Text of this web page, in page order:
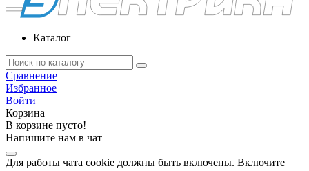
Каталог
Сравнение
Избранное
Войти
Корзина
В корзине пусто!
Напишите нам в чат
Для работы чата cookie должны быть включены. Включите